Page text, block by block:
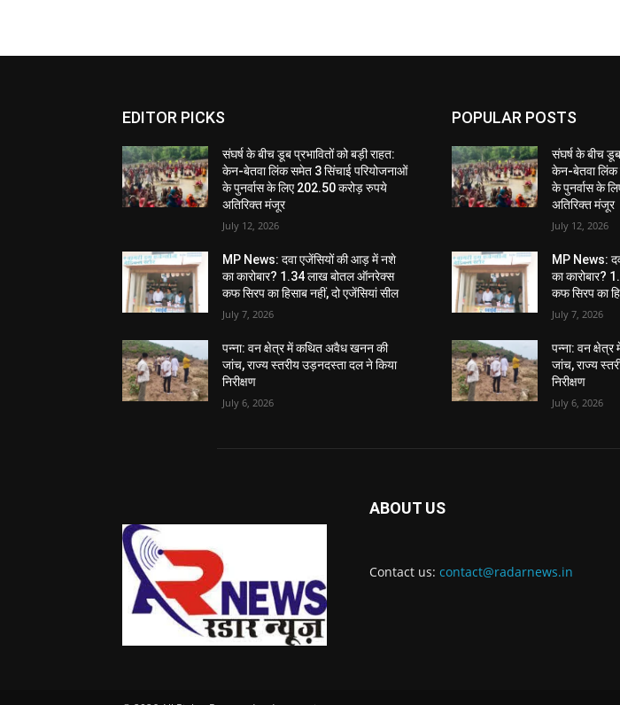
EDITOR PICKS
संघर्ष के बीच डूब प्रभावितों को बड़ी राहत:
केन-बेतवा लिंक समेत 3 सिंचाई परियोजनाओं
के पुनर्वास के लिए 202.50 करोड़ रुपये
अतिरिक्त मंजूर
July 12, 2026
MP News: दवा एजेंसियों की आड़ में नशे
का कारोबार? 1.34 लाख बोतल ऑनरेक्स
कफ सिरप का हिसाब नहीं, दो एजेंसियां सील
July 7, 2026
पन्ना: वन क्षेत्र में कथित अवैध खनन की
जांच, राज्य स्तरीय उड़नदस्ता दल ने किया
निरीक्षण
July 6, 2026
POPULAR POSTS
संघर्ष के बीच डूब
केन-बेतवा लिंक
के पुनर्वास के
अतिरिक्त मंजूर
July 12, 2026
MP News:
का कारोबार?
कफ सिरप का
July 7, 2026
पन्ना: वन
जांच, राज्य
निरीक्षण
July 6, 2026
ABOUT US
Contact us: contact@radarnews.in